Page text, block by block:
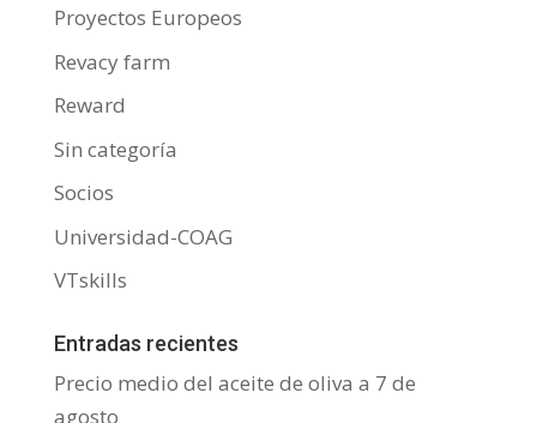
Proyectos Europeos
Revacy farm
Reward
Sin categoría
Socios
Universidad-COAG
VTskills
Entradas recientes
Precio medio del aceite de oliva a 7 de
agosto